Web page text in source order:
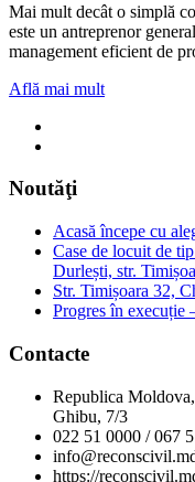
Mai mult decât o simplă
este un antreprenor
management eficient de
Află mai mult
Noutăţi
Acasă începe cu
Case de locuit de
Durlești, str.
Str. Timișoara 32,
Progres în execuție
Contacte
Republica
Ghibu, 7/3
022 51 0000 / 067
https://